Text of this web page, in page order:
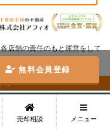
店舗の責任のもと運営をして
オ
無料会員登録
売却相談 メニュー